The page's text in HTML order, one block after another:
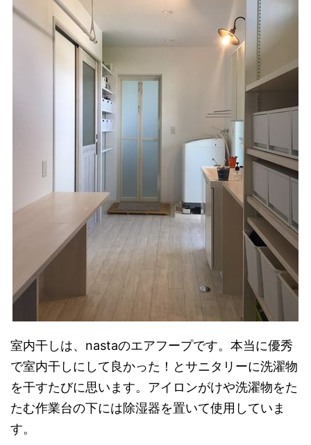
室内干しは、nastaのエアフープです。本当に優秀
で室内干しにして良かった！とサニタリーに洗濯物
を干すたびに思います。アイロンがけや洗濯物をた
たむ作業台の下には除湿器を置いて使用していま
す。